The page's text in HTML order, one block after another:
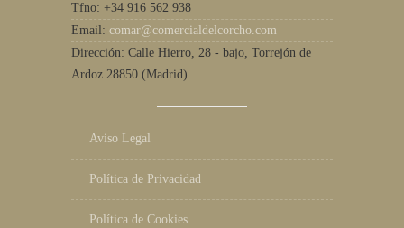
Tfno: +34 916 562 938
Email: comar@comercialdelcorcho.com
Dirección: Calle Hierro, 28 - bajo, Torrejón de
Ardoz 28850 (Madrid)
Aviso Legal
Política de Privacidad
Política de Cookies